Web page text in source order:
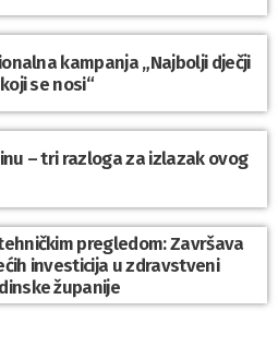
kampanja „Najbolji dječji
se nosi“
– tri razloga za izlazak ovog
pregledom: Završava
investicija u zdravstveni
županije